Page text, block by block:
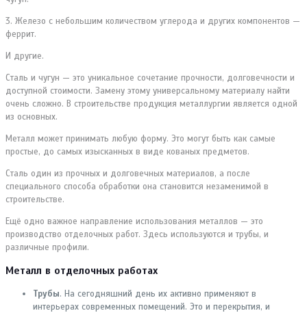
3. Железо с небольшим количеством углерода и других компонентов —
феррит.
И другие.
Сталь и чугун — это уникальное сочетание прочности, долговечности и
доступной стоимости. Замену этому универсальному материалу найти
очень сложно. В строительстве продукция металлургии является одной
из основных.
Металл может принимать любую форму. Это могут быть как самые
простые, до самых изысканных в виде кованых предметов.
Сталь один из прочных и долговечных материалов, а после
специального способа обработки она становится незаменимой в
строительстве.
Ещё одно важное направление использования металлов — это
производство отделочных работ. Здесь используются и трубы, и
различные профили.
Металл в отделочных работах
Трубы. На сегодняшний день их активно применяют в
интерьерах современных помещений. Это и перекрытия, и